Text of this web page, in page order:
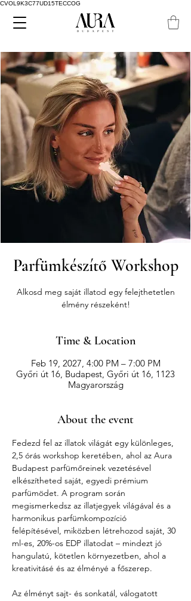
CVOL9K3C77UD15TECCOG
Parfümkészítő Workshop
Alkosd meg saját illatod egy felejthetetlen
élmény részeként!
Time & Location
Feb 19, 2027, 4:00 PM – 7:00 PM
Győri út 16, Budapest, Győri út 16, 1123
Magyarország
About the event
Fedezd fel az illatok világát egy különleges,
2,5 órás workshop keretében, ahol az Aura
Budapest parfümőreinek vezetésével
elkészítheted saját, egyedi prémium
parfümödet. A program során
megismerkedsz az illatjegyek világával és a
harmonikus parfümkompozíció
felépítésével, miközben létrehozod saját, 30
ml-es, 20%-os EDP illatodat – mindezt jó
hangulatú, kötetlen környezetben, ahol a
kreativitásé és az élményé a főszerep.
Az élményt sajt- és sonkatál, válogatott